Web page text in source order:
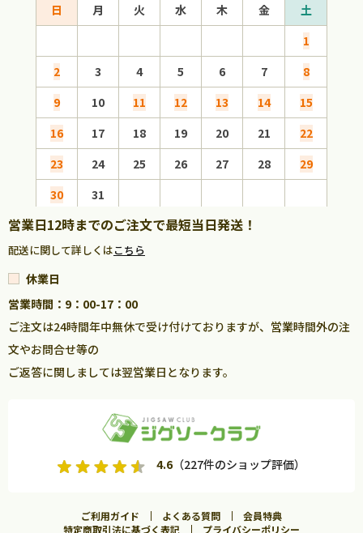
日 月 火 水 木 金
土
1
2
3 4 5 6 7
8
9
10 11 12 13 14
15
16
17 18 19 20 21
22
23
24 25 26 27 28
29
30
31
営業日12時までのご注文で最短当日発送！
配送に関して詳しくはこちら
休業日
営業時間：9：00-17：00
ご注文は24時間年中無休で受け付けておりますが、営業時間外の注
文やお問合せ等の
ご返答に関しましては翌営業日となります。
4.6（227件のショップ評価）
ご利用ガイド よくある質問
会員特典
特定商取引法に基づく表記
プライバシーポリシー